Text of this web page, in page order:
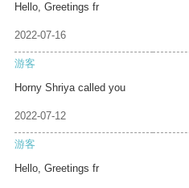
Hello, Greetings fr
2022-07-16
游客
Horny Shriya called you
2022-07-12
游客
Hello, Greetings fr